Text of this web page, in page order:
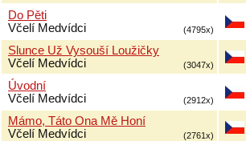
Do Pěti
Včelí Medvídci
(4795x)
Slunce Už Vysouší Loužičky
Včelí Medvídci
(3047x)
Úvodní
Včelí Medvídci
(2912x)
Mámo, Táto Ona Mě Honí
Včelí Medvídci
(2761x)